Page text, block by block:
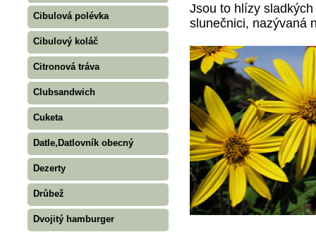
Cibulová polévka
Cibulový koláč
Citronová tráva
Clubsandwich
Cuketa
Datle,Datlovník obecný
Dezerty
Drůbež
Dvojitý hamburger
Jsou to hlízy
slunečnici, nazývaná